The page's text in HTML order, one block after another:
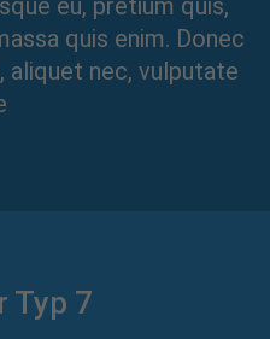
eu, pretium quis,
quis enim. Donec
aliquet nec, vulputate
Typ 7